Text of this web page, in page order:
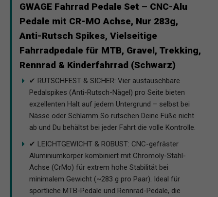
GWAGE Fahrrad Pedale Set – CNC-Alu
Pedale mit CR-MO Achse, Nur 283g,
Anti-Rutsch Spikes, Vielseitige
Fahrradpedale für MTB, Gravel, Trekking,
Rennrad & Kinderfahrrad (Schwarz)
✔ RUTSCHFEST & SICHER: Vier austauschbare
Pedalspikes (Anti-Rutsch-Nägel) pro Seite bieten
exzellenten Halt auf jedem Untergrund – selbst bei
Nässe oder Schlamm So rutschen Deine Füße nicht
ab und Du behältst bei jeder Fahrt die volle Kontrolle.
✔ LEICHTGEWICHT & ROBUST: CNC-gefräster
Aluminiumkörper kombiniert mit Chromoly-Stahl-
Achse (CrMo) für extrem hohe Stabilität bei
minimalem Gewicht (~283 g pro Paar). Ideal für
sportliche MTB-Pedale und Rennrad-Pedale, die